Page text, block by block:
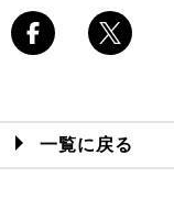
一覧に戻る